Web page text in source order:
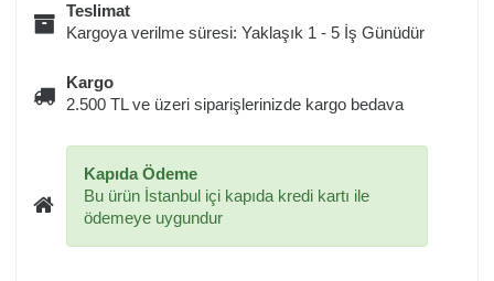
Teslimat
Kargoya verilme süresi: Yaklaşık 1 - 5 İş Günüdür
Kargo
2.500 TL ve üzeri siparişlerinizde kargo bedava
Kapıda Ödeme
Bu ürün İstanbul içi kapıda kredi kartı ile
ödemeye uygundur